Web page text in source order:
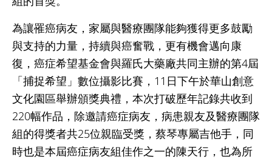
為讓罹癌病友，家屬與醫療團隊能夠獲得更多鼓勵
與支持的力量，持續與癌奮戰，更有機會邁向康
復，癌症希望基金會與羅氏大藥廠共同主辦的第4屆
「捕捉希望」數位攝影比賽，11日下午於華山創意
文化園區舉辦頒獎典禮，本次打破歷年記錄共收到
220幅作品，除邀請癌症病友，病患親友及醫療團隊
組的得獎者共25位親臨受獎，蔡琴專屬吉他手，同
時也是本屆癌症病友組佳作之一的陳天行，也為所